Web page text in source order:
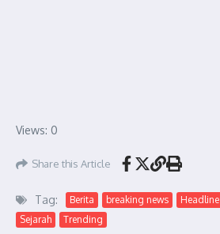
Views: 0
Share this Article
Tag: Berita breaking news Headline
Sejarah
Trending